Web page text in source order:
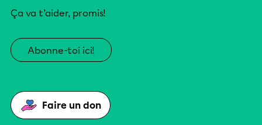
Ça va t’aider, promis!
Abonne-toi ici!
Faire un don